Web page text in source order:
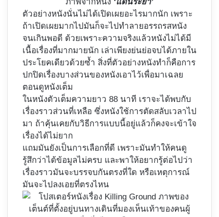
ภาพจากหนัง ‘แดนระยำ’
ตัวอย่างหนังนั่นไม่ได้เปิดเผยอะไรมากนัก เพราะ
ถ้าเปิดเผยมากไปมันก็จะไปทำลายอรรถรสหนัง
จนเกินพอดี ด้วยเพราะความจริงแล้วหนังไม่ได้มี
เนื้อเรื่องที่มากมายนัก เล่าเพียงย่นย่อจบได้ภายใน
ประโยคเดียวด้วยซ้ำ สิ่งที่ตัวอย่างหนังทำก็คือการ
ปกปิดเรื่องบางส่วนของหนังเอาไว้เพื่อมาเฉลย
ตอนดูหนังเต็ม
ในหนังตัวเต็มความยาว 88 นาที เราจะได้พบกับ
เรื่องราวส่วนที่เหลือ ซึ่งหนังใช้การตัดสลับเวลาไป
มา ถ้าคุ้นเคยกับวิธีการแบบนี้อยู่แล้วก็คงจะเข้าใจ
เรื่องได้ไม่ยาก
แถมมันยังเป็นการเลือกที่ดี เพราะมันทำให้คนดู
รู้สึกว่าได้ข้อมูลไม่ครบ และพาให้อยากรู้ต่อไปว่า
เรื่องราวมันจะบรรจบกันตรงที่ใด หรือเหตุการณ์
มันจะไปลงเอยที่ตรงไหน